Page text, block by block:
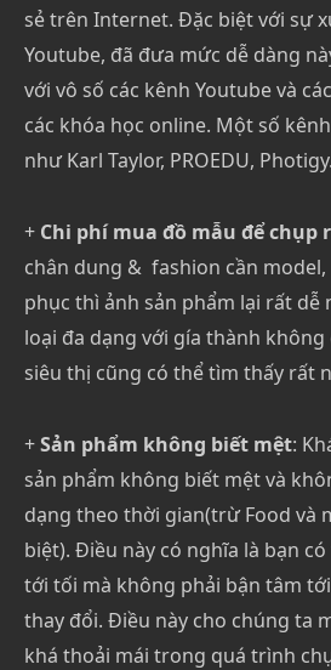
sẻ trên Internet. Đặc biệt với sự
Youtube, đã đưa mức dễ dàng
với vô số các kênh Youtube và
các khóa học online. Một số
như Karl Taylor, PROEDU,
+ Chi phí mua đồ mẫu để chụp
chân dung & fashion cần
phục thì ảnh sản phẩm lại rất dễ
loại đa dạng với gía thành
siêu thị cũng có thể tìm thấy rất
+Sản phẩm không biết mệt:
sản phẩm không biết mệt và
dạng theo thời gian(trừ Food và
biệt). Điều này có nghĩa là bạn
tới tối mà không phải bận tâm
thay đổi. Điều này cho chúng ta
khá thoải mái trong quá trình